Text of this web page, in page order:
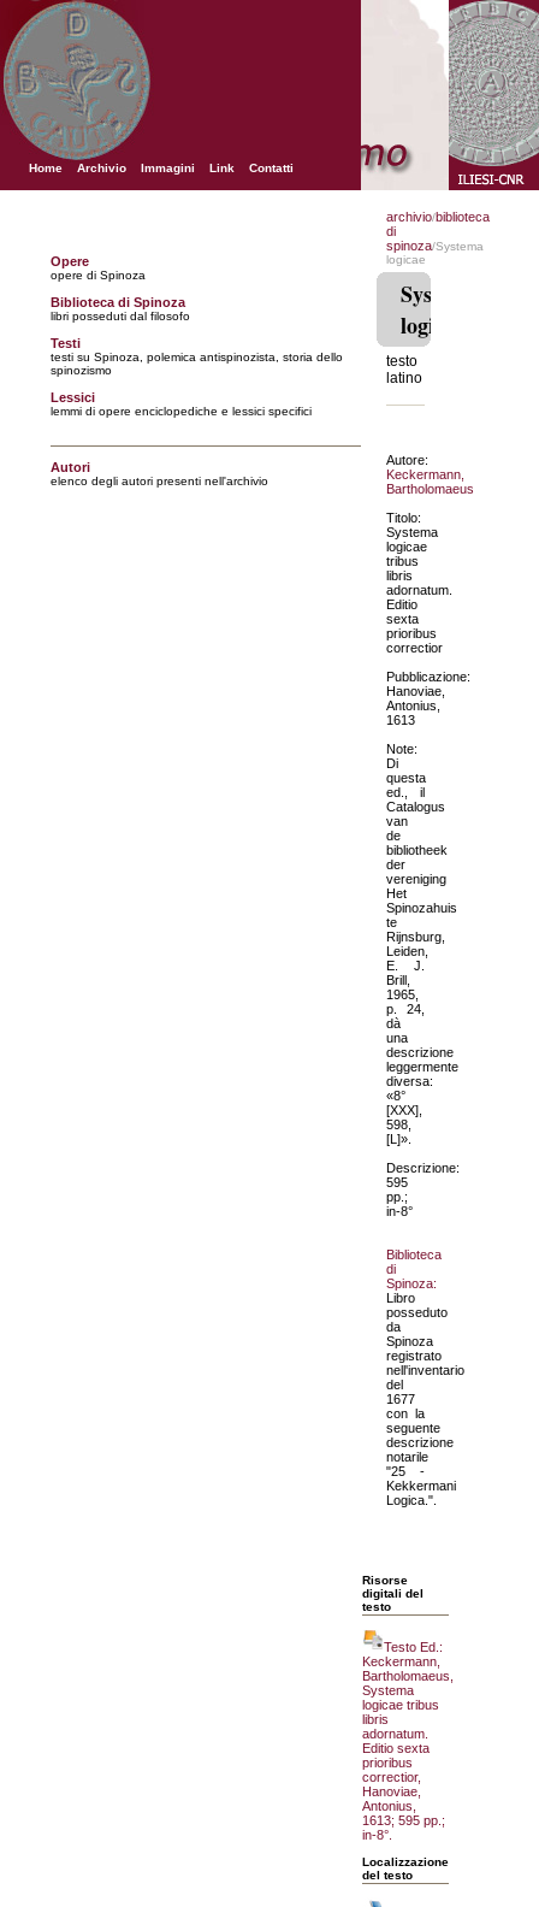
Home Archivio Immagini Link Contatti
Opere
opere di Spinoza
Biblioteca di Spinoza
libri posseduti dal filosofo
Testi
testi su Spinoza, polemica antispinozista, storia dello
spinozismo
Lessici
lemmi di opere enciclopediche e lessici specifici
Autori
elenco degli autori presenti nell'archivio
archivio/biblioteca
di
spinoza/Systema
logicae
Systema
logicae
testo
latino
Autore:
Keckermann,
Bartholomaeus
Titolo:
Systema
logicae
tribus
libris
adornatum.
Editio
sexta
prioribus
correctior
Pubblicazione:
Hanoviae,
Antonius,
1613
Note:
Di
questa
ed., il
Catalogus
van
de
bibliotheek
der
vereniging
Het
Spinozahuis
te
Rijnsburg,
Leiden,
E. J.
Brill,
1965,
p. 24,
dà
una
descrizione
leggermente
diversa:
«8°
[XXX],
598,
[L]».
Descrizione:
595
pp.;
in-8°
Biblioteca
di
Spinoza:
Libro
posseduto
da
Spinoza
registrato
nell'inventario
del
1677
con la
seguente
descrizione
notarile
"25 -
Kekkermani
Logica.".
Risorse
digitali del
testo
Testo Ed.:
Keckermann,
Bartholomaeus,
Systema
logicae tribus
libris
adornatum.
Editio sexta
prioribus
correctior,
Hanoviae,
Antonius,
1613; 595 pp.;
in-8°.
Localizzazione
del testo